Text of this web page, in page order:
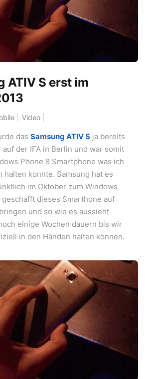
ATIV S erst im
Video
das Samsung ATIV Sja bereits
auf der IFA in Berlin und war somit
Phone 8 Smartphone was ich
halten konnte. Samsung hat es
im Oktober zum Windows
dieses Smarthone auf
und so wie es aussieht
einige Wochen dauern bis wir
in den Händen halten können.